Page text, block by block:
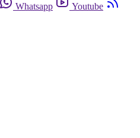
Whatsapp
Youtube